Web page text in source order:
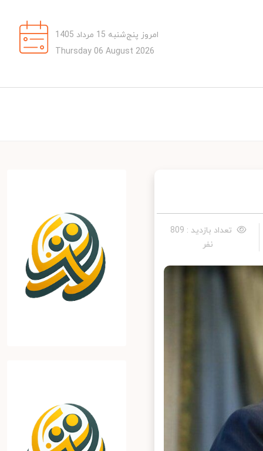
امروز پنج‌شنبه 15 مرداد 1405
Thursday 06 August 2026
تعداد بازدید : 809
نفر